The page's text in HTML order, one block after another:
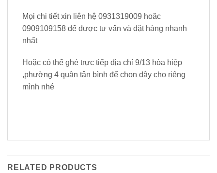
Mọi chi tiết xin liên hệ 0931319009 hoăc
0909109158 để được tư vấn và đặt hàng nhanh
nhất
Hoặc có thể ghé trực tiếp địa chỉ 9/13 hòa hiệp
,phường 4 quận tân bình để chọn dây cho riêng
mình nhé
RELATED PRODUCTS